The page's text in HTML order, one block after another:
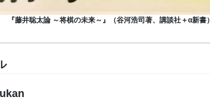
『藤井聡太論 ～将棋の未来～』（谷河浩司著、講談社＋α新書）